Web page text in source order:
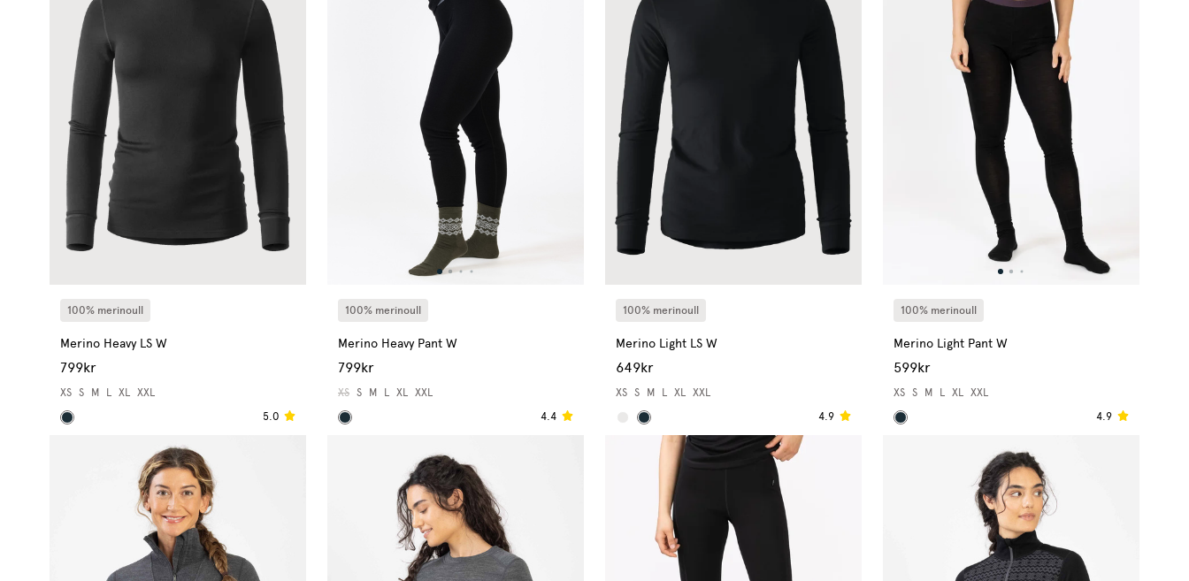
100% merinoull
Merino Heavy LS W
799kr
XS S M L XL
XXL
5.0
100% merinoull
Merino Heavy Pant W
799kr
XS S M L XL
XXL
4.4
100% merinoull
Merino Light LS W
649kr
XS S M L XL
XXL
4.9
100% merinoull
Merino Light Pant W
599kr
XS S M L XL
XXL
4.9